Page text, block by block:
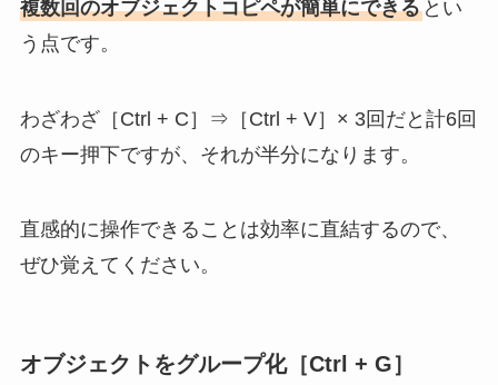
複数回のオブジェクトコピペが簡単にできるとい
う点です。
わざわざ［Ctrl + C］⇒［Ctrl + V］× 3回だと計6回
のキー押下ですが、それが半分になります。
直感的に操作できることは効率に直結するので、
ぜひ覚えてください。
オブジェクトをグループ化［Ctrl + G］